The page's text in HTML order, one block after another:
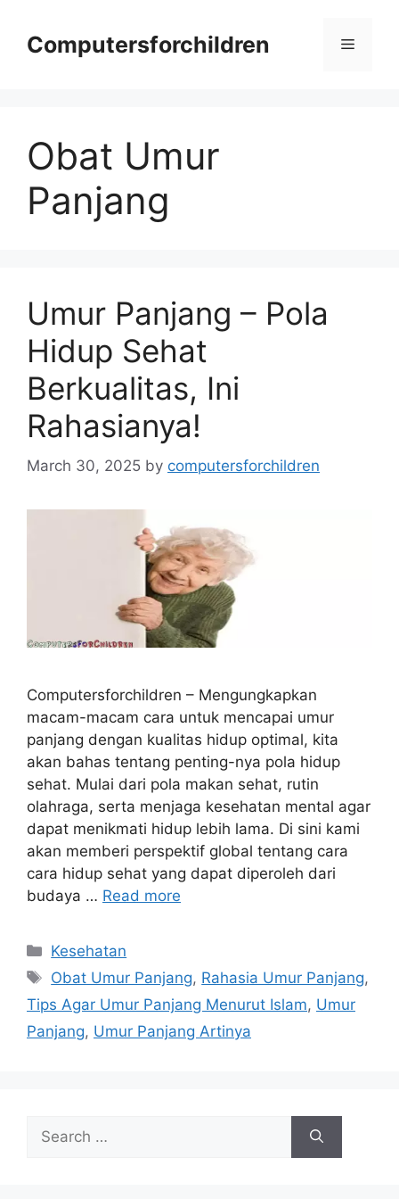
contentComputersforchildren Menu
Obat Umur
Panjang
Umur Panjang – Pola
Hidup Sehat
Berkualitas, Ini
Rahasianya!
March 30, 2025 by computersforchildren
Computersforchildren – Mengungkapkan
macam-macam cara untuk mencapai umur
panjang dengan kualitas hidup optimal, kita
akan bahas tentang penting-nya pola hidup
sehat. Mulai dari pola makan sehat, rutin
olahraga, serta menjaga kesehatan mental agar
dapat menikmati hidup lebih lama. Di sini kami
akan memberi perspektif global tentang cara
cara hidup sehat yang dapat diperoleh dari
budaya … Read more
Categories
Kesehatan
Tags
Obat Umur Panjang, Rahasia Umur Panjang,
Tips Agar Umur Panjang Menurut Islam, Umur
Panjang, Umur Panjang Artinya
Search
for: